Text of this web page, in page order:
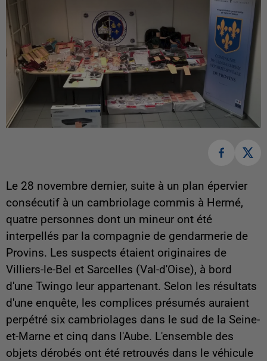
Le 28 novembre dernier, suite à un plan épervier
consécutif à un cambriolage commis à Hermé,
quatre personnes dont un mineur ont été
interpellés par la compagnie de gendarmerie de
Provins. Les suspects étaient originaires de
Villiers-le-Bel et Sarcelles (Val-d'Oise), à bord
d'une Twingo leur appartenant. Selon les résultats
d'une enquête, les complices présumés auraient
perpétré six cambriolages dans le sud de la Seine-
et-Marne et cinq dans l'Aube. L'ensemble des
objets dérobés ont été retrouvés dans le véhicule